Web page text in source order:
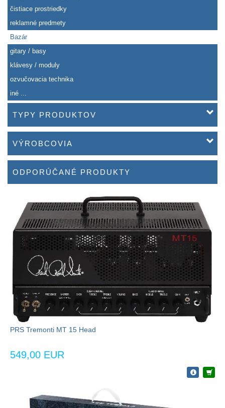
čistiace prostriedky
reklamné predmety
Bazár
gitary / basy
klávesy / moduly
ozvučovacia technika
iné ...
TYPY PRODUKTOV
VÝROBCOVIA
ODPORÚČANÉ PRODUKTY
PRS Tremonti MT 15 Head
549,00 EUR